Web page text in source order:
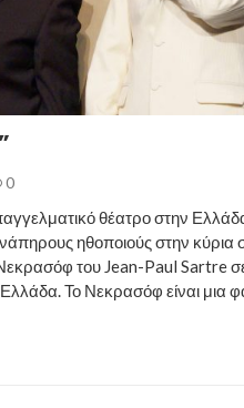
0
θέατρο στην
ηθοποιούς στην κύρια
του Jean-Paul Sartre
Το Νεκρασόφ είναι μια